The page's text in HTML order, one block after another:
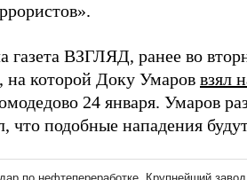
газета ВЗГЛЯД, ранее во
на которой Доку Умаров взял
24 января. Умаров
что подобные нападения